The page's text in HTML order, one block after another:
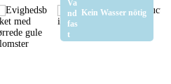
Kein Wasser nötig